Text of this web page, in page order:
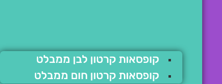
קופסאות קרטון לבן ממבלט
קופסאות קרטון חום ממבלט